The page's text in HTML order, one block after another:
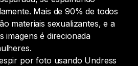
Mais de 90% de todos
materiais sexualizantes, e a
imagens é direcionada
por foto usando Undress